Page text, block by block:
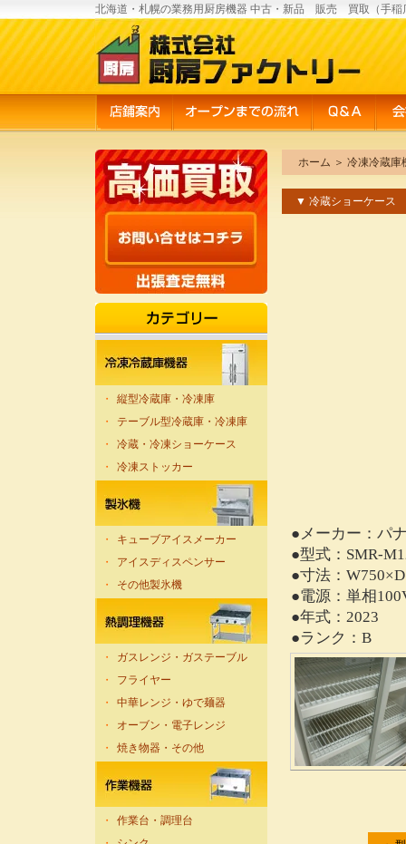
北海道・札幌の業務用厨房機器 中古・新品 販売 買取（手稲
・
縦型冷蔵庫・冷凍庫
・
テーブル型冷蔵庫・冷凍庫
・
冷蔵・冷凍ショーケース
・
冷凍ストッカー
・
キューブアイスメーカー
・
アイスディスペンサー
・
その他製氷機
・
ガスレンジ・ガステーブル
・
フライヤー
・
中華レンジ・ゆで麺器
・
オーブン・電子レンジ
・
焼き物器・その他
・
作業台・調理台
ホーム ＞ 冷凍冷蔵庫
▼ 冷蔵ショーケース
●メーカー：パ
●型式：SMR-
●寸法：
●電源：単相
●年式：2023
●ランク：B